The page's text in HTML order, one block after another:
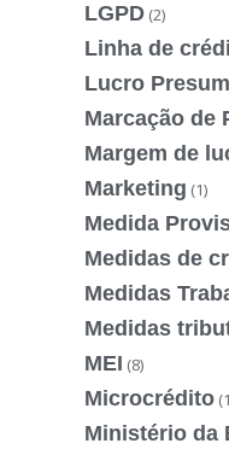
LGPD (2)
Linha de
Lucro
Marcação de
Margem de
Marketing (1)
Medida
Medidas de
Medidas
Medidas
MEI (8)
Microcrédito
Ministério da